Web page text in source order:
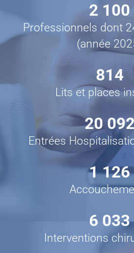
2 100
Professionnels dont
(année
814
Lits et places
20
Entrées
1 126
6 033
Interventions